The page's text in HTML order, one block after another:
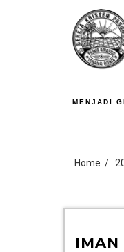
MENJADI
Home
IMAN